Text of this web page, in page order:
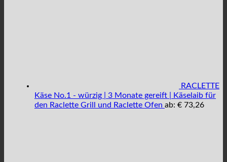
RACLETTE
Käse No.1 - würzig | 3 Monate gereift | Käselaib für
den Raclette Grill und Raclette Ofen ab: € 73,26